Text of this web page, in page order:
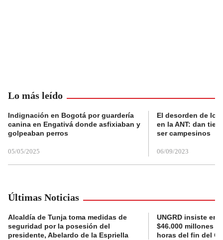
Lo más leído
Indignación en Bogotá por guardería
canina en Engativá donde asfixiaban y
golpeaban perros
05/05/2025
El desorden de
en la ANT: dan
ser campesinos
06/09/2023
Últimas Noticias
Alcaldía de Tunja toma medidas de
seguridad por la posesión del
presidente, Abelardo de la Espriella
UNGRD insiste en
$46.000 millones
horas del fin del